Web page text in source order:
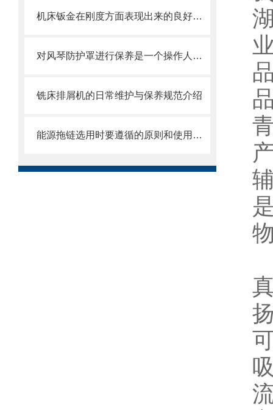
机床钣金在刚度方面表现出来的良好特性
对风琴防护罩进行保养是一个操作人员必须具备的技能
铣床排屑机的日常维护与保养规范介绍
能源拖链选用时要遵循的原则和使用时需注意的事项